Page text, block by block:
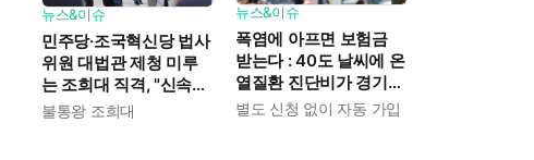
뉴스&이슈
민주당·조국혁신당 법사
위원 대법관 제청 미루
는 조희대 직격, "신속한
재판 약속도 저버려"
불통왕 조희대
뉴스&이슈
폭염에 아프면 보험금
받는다 : 40도 날씨에 온
열질환 진단비가 경기도
민에게 주어진다
별도 신청 없이 자동 가입